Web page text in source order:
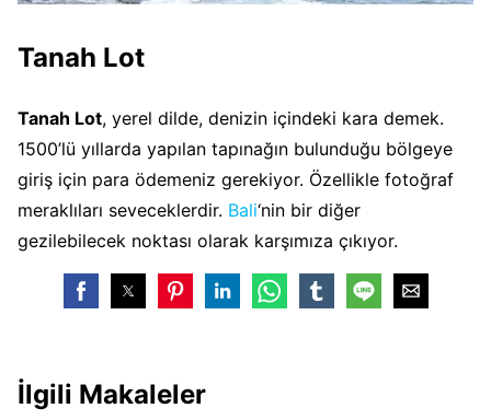
Tanah Lot
Tanah Lot, yerel dilde, denizin içindeki kara demek.
1500’lü yıllarda yapılan tapınağın bulunduğu bölgeye
giriş için para ödemeniz gerekiyor. Özellikle fotoğraf
meraklıları seveceklerdir. Bali‘nin bir diğer
gezilebilecek noktası olarak karşımıza çıkıyor.
İlgili Makaleler